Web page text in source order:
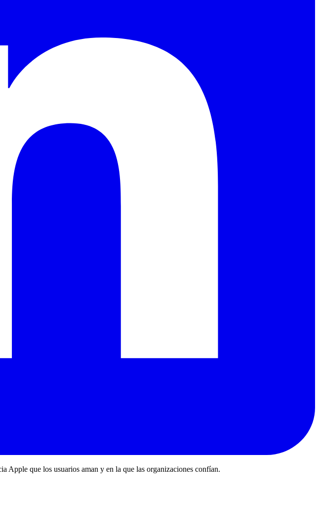
Apple que los usuarios aman y en la que las organizaciones confían.